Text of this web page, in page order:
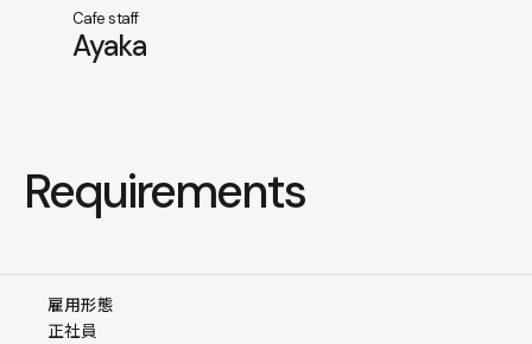
Cafe staff
Ayaka
Requirements
雇用形態
正社員